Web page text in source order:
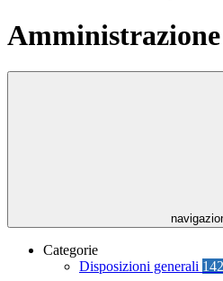
Categorie
Disposizioni generali 142